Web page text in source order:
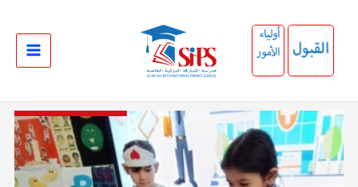
المحتوى